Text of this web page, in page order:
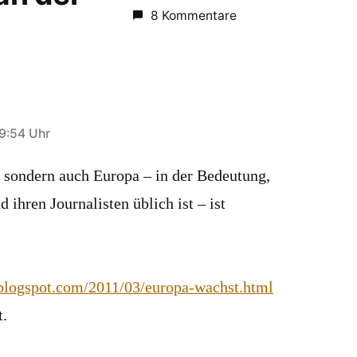
8 Kommentare
Uhr
auch Europa – in der Bedeutung,
ihren Journalisten üblich ist – ist
2011/03/europa-wachst.html